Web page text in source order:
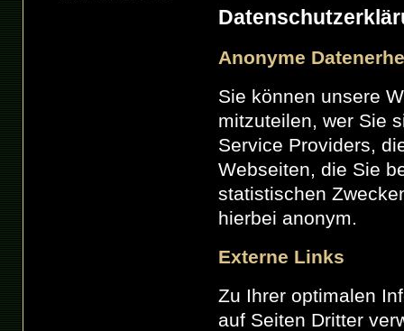
Anonyme
Sie können unsere
mitzuteilen, wer Sie
Service Providers,
Webseiten, die Sie
statistischen
hierbei anonym.
Externe Links
Zu Ihrer optimalen
auf Seiten Dritter